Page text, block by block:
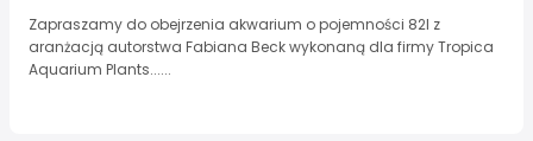
Zapraszamy do obejrzenia akwarium o pojemności 82l z
aranżacją autorstwa Fabiana Beck wykonaną dla firmy Tropica
Aquarium Plants......